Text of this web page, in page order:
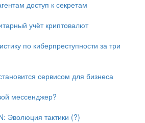
доступ к секретам
учёт криптовалют
по киберпреступности за три
сервисом для бизнеса
мессенджер?
Эволюция тактики (?)